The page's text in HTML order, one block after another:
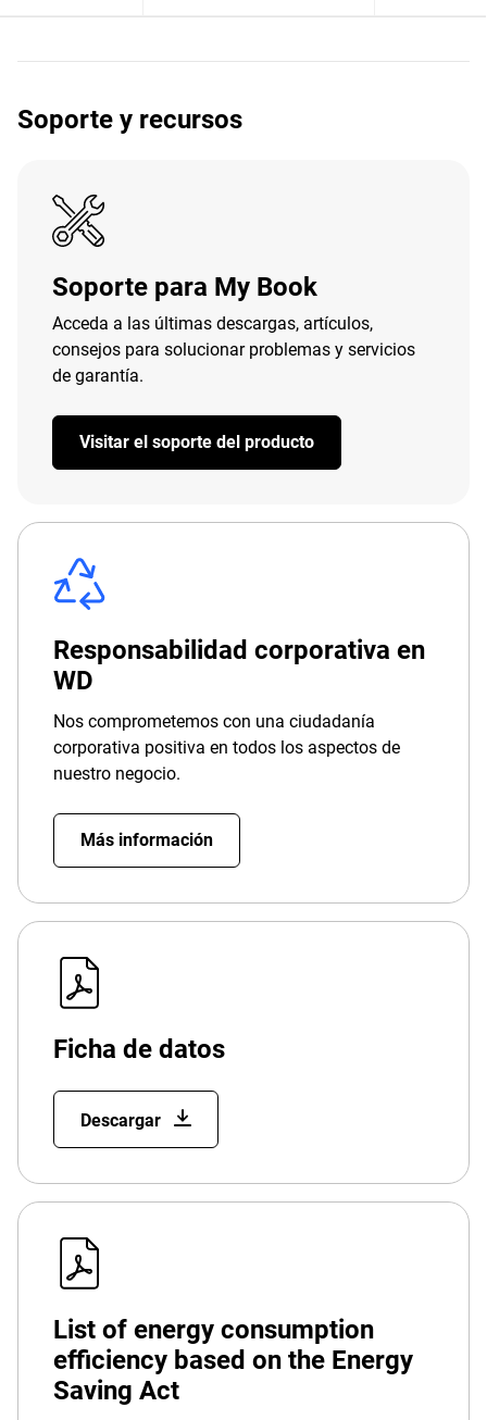
Soporte y recursos
Soporte para My Book
Acceda a las últimas descargas, artículos,
consejos para solucionar problemas y servicios
de garantía.
Visitar el soporte del producto
Responsabilidad corporativa en
WD
Nos comprometemos con una ciudadanía
corporativa positiva en todos los aspectos de
nuestro negocio.
Más información
Ficha de datos
Descargar
List of energy consumption
efficiency based on the Energy
Saving Act